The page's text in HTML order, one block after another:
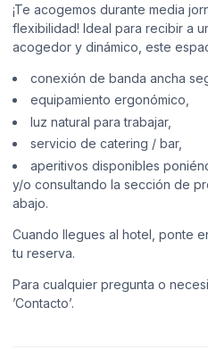
¡Te acogemos durante media
flexibilidad! Ideal para recibir a
acogedor y dinámico, este
conexión de banda ancha
equipamiento ergonómico,
luz natural para trabajar,
servicio de catering / bar,
aperitivos disponibles
y/o consultando la sección de
abajo.
Cuando llegues al hotel, ponte
tu reserva.
Para cualquier pregunta o
’Contacto’.